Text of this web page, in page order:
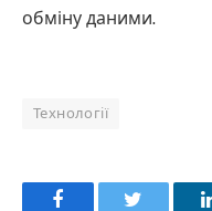
обміну даними.
Технології
Facebook